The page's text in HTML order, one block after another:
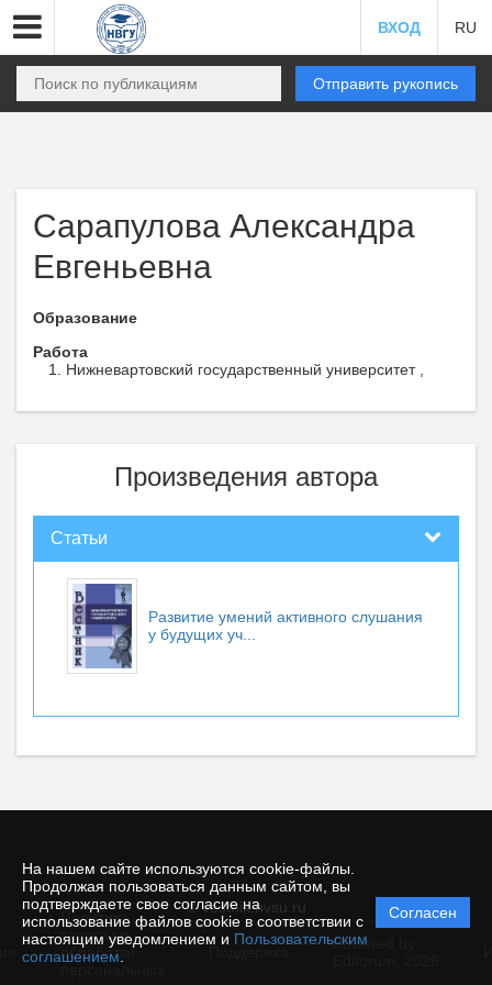
На нашем сайте используются cookie-файлы.
Продолжая пользоваться данным сайтом, вы
подтверждаете свое согласие на
использование файлов cookie в соответствии с
настоящим уведомлением и Пользовательским
соглашением
Согласен
ВХОД RU
Отправить рукопись
Сарапулова Александра
Евгеньевна
Образование
Работа
Нижневартовский государственный университет ,
Произведения автора
Статьи
Развитие умений активного слушания
у будущих уч...
© vestnik.nvsu.ru
Политика
защиты и
обработки
Powered by